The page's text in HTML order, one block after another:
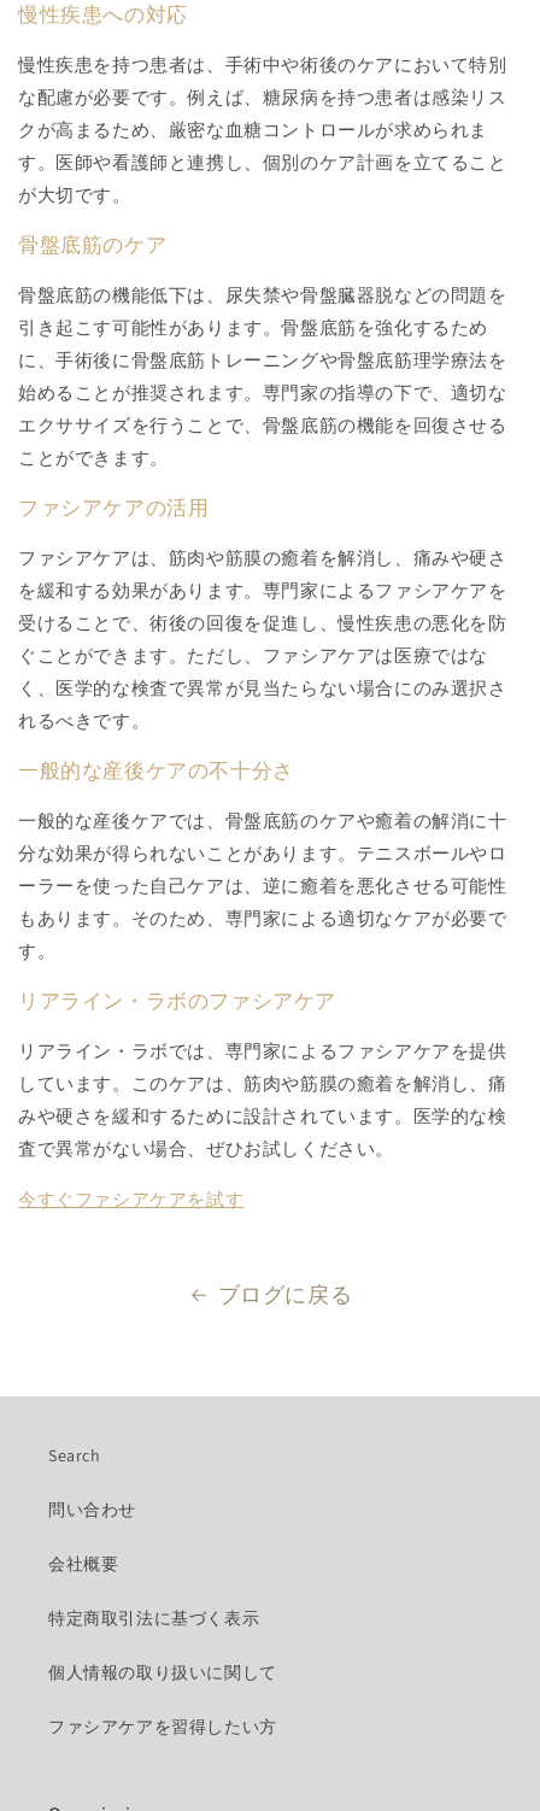
慢性疾患への対応
慢性疾患を持つ患者は、手術中や術後のケアにおいて特別
な配慮が必要です。例えば、糖尿病を持つ患者は感染リス
クが高まるため、厳密な血糖コントロールが求められま
す。医師や看護師と連携し、個別のケア計画を立てること
が大切です。
骨盤底筋のケア
骨盤底筋の機能低下は、尿失禁や骨盤臓器脱などの問題を
引き起こす可能性があります。骨盤底筋を強化するため
に、手術後に骨盤底筋トレーニングや骨盤底筋理学療法を
始めることが推奨されます。専門家の指導の下で、適切な
エクササイズを行うことで、骨盤底筋の機能を回復させる
ことができます。
ファシアケアの活用
ファシアケアは、筋肉や筋膜の癒着を解消し、痛みや硬さ
を緩和する効果があります。専門家によるファシアケアを
受けることで、術後の回復を促進し、慢性疾患の悪化を防
ぐことができます。ただし、ファシアケアは医療ではな
く、医学的な検査で異常が見当たらない場合にのみ選択さ
れるべきです。
一般的な産後ケアの不十分さ
一般的な産後ケアでは、骨盤底筋のケアや癒着の解消に十
分な効果が得られないことがあります。テニスボールやロ
ーラーを使った自己ケアは、逆に癒着を悪化させる可能性
もあります。そのため、専門家による適切なケアが必要で
す。
リアライン・ラボのファシアケア
リアライン・ラボでは、専門家によるファシアケアを提供
しています。このケアは、筋肉や筋膜の癒着を解消し、痛
みや硬さを緩和するために設計されています。医学的な検
査で異常がない場合、ぜひお試しください。
今すぐファシアケアを試す
ブログに戻る
Search
問い合わせ
会社概要
特定商取引法に基づく表示
個人情報の取り扱いに関して
ファシアケアを習得したい方